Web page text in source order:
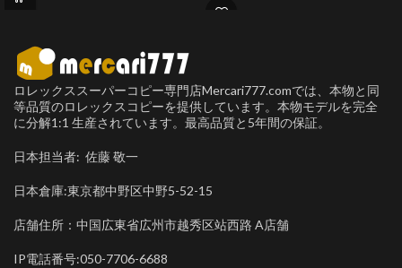
ロレックススーパーコピー専門店Mercari777.comでは、本物と同
等品質のロレックスコピーを提供しています。本物モデルを完全
に分解1:1 生産されています。最高品質と5年間の保証。
日本担当者: 佐藤 敬一
日本倉庫:東京都中野区中野5-52-15
店舗住所：中国広東省広州市越秀区站西路 A店舗
IP電話番号:050-7706-6688